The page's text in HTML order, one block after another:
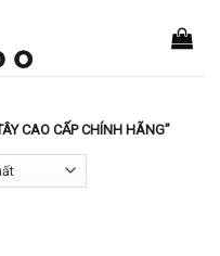
CAO CẤP CHÍNH HÃNG”